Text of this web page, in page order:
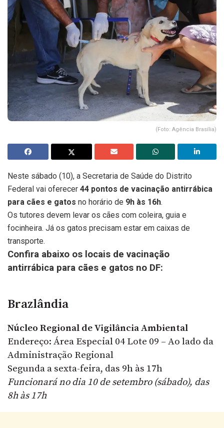
(Foto: Agência Brasília)
Neste sábado (10), a Secretaria de Saúde do Distrito
Federal vai oferecer 44 pontos de vacinação antirrábica
para cães e gatos no horário de 9h às 16h.
Os tutores devem levar os cães com coleira, guia e
focinheira. Já os gatos precisam estar em caixas de
transporte.
Confira abaixo os locais de vacinação
antirrábica para cães e gatos no DF:
Brazlândia
Núcleo Regional de Vigilância Ambiental
Endereço: Área Especial 04 Lote 09 – Ao lado da
Administração Regional
Segunda a sexta-feira, das 9h às 17h
Funcionará no dia 10 de setembro (sábado), das
8h às 17h